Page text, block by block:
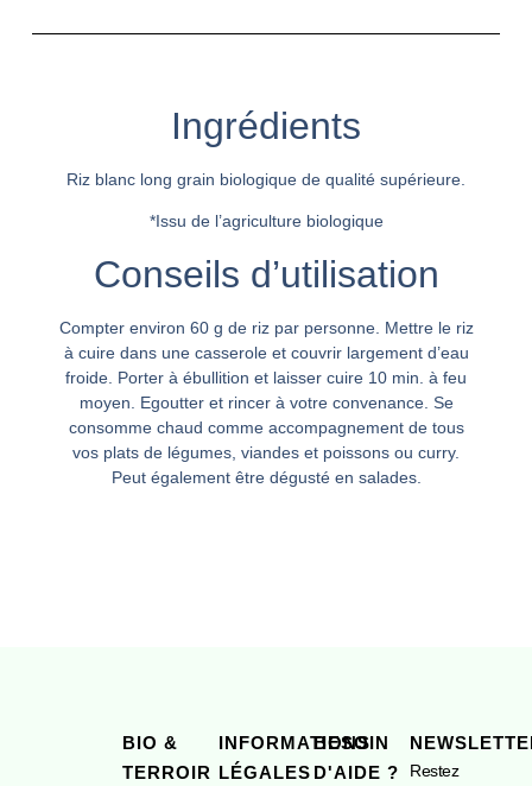
Ingrédients
Riz blanc long grain biologique de qualité supérieure.
*Issu de l’agriculture biologique
Conseils d’utilisation
Compter environ 60 g de riz par personne. Mettre le riz
à cuire dans une casserole et couvrir largement d’eau
froide. Porter à ébullition et laisser cuire 10 min. à feu
moyen. Egoutter et rincer à votre convenance. Se
consomme chaud comme accompagnement de tous
vos plats de légumes, viandes et poissons ou curry.
Peut également être dégusté en salades.
BIO &
TERROIR
INFORMATIONS
LÉGALES
BESOIN
D'AIDE ?
Restez